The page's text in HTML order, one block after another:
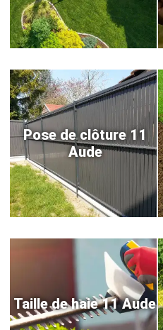
Pose de clôture 11
Aude
Taille de haie 11 Aude